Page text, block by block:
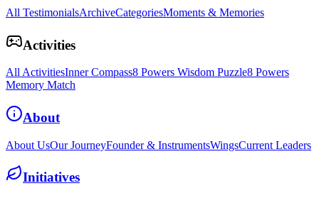
All TestimonialsArchiveCategoriesMoments & Memories
Activities
All ActivitiesInner Compass8 Powers Wisdom Puzzle8 Powers
Memory Match
About
About UsOur JourneyFounder & InstrumentsWingsCurrent Leaders
Initiatives